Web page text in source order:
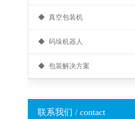
◆ 真空包装机
◆ 码垛机器人
◆ 包装解决方案
联系我们 / contact